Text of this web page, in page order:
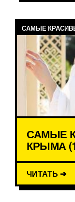
САМЫЕ
САМЫЕ
КРЫМА
ЧИТАТЬ ➔